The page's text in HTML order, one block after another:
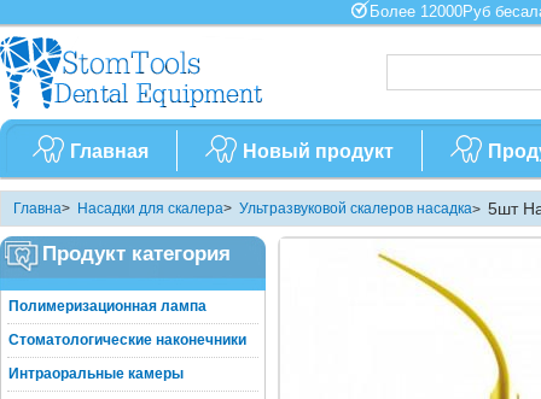
Более 12000Руб
Главная Новый продукт
Главна> Насадки для скалера> Ультразвуковой скалеров насадка> 5шт
Продукт категория
Полимеризационная лампа
Стоматологические наконечники
Интраоральные камеры